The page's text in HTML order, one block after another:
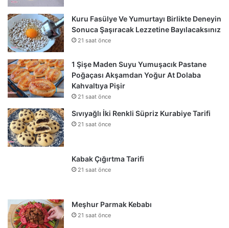
Kuru Fasülye Ve Yumurtayı Birlikte Deneyin
Sonuca Şaşıracak Lezzetine Bayılacaksınız
21 saat önce
1 Şişe Maden Suyu Yumuşacık Pastane
Poğaçası Akşamdan Yoğur At Dolaba
Kahvaltıya Pişir
21 saat önce
Sıvıyağlı İki Renkli Süpriz Kurabiye Tarifi
21 saat önce
Kabak Çığırtma Tarifi
21 saat önce
Meşhur Parmak Kebabı
21 saat önce